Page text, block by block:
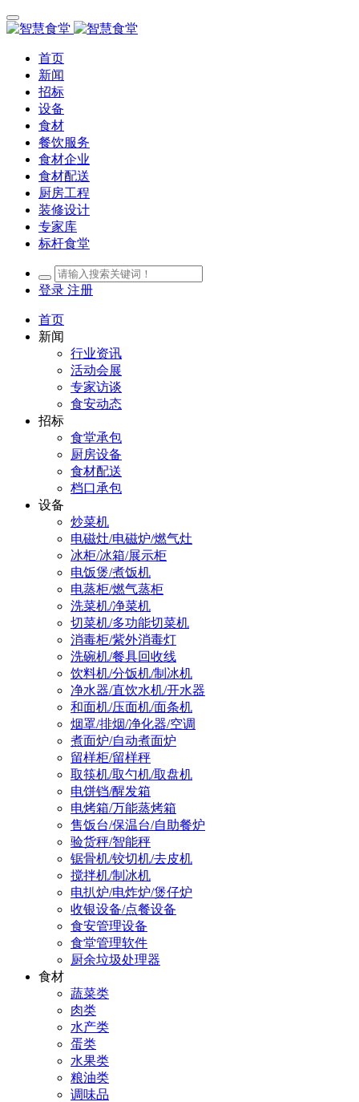
首页
新闻
招标
设备
食材
餐饮服务
食材企业
食材配送
厨房工程
装修设计
专家库
标杆食堂
登录 注册
首页
新闻
行业资讯
活动会展
专家访谈
食安动态
招标
食堂承包
厨房设备
食材配送
档口承包
设备
炒菜机
电磁灶/电磁炉/燃气灶
冰柜/冰箱/展示柜
电饭煲/煮饭机
电蒸柜/燃气蒸柜
洗菜机/净菜机
切菜机/多功能切菜机
消毒柜/紫外消毒灯
洗碗机/餐具回收线
饮料机/分饭机/制冰机
净水器/直饮水机/开水器
和面机/压面机/面条机
烟罩/排烟/净化器/空调
煮面炉/自动煮面炉
留样柜/留样秤
取筷机/取勺机/取盘机
电饼铛/醒发箱
电烤箱/万能蒸烤箱
售饭台/保温台/自助餐炉
验货秤/智能秤
锯骨机/铰切机/去皮机
搅拌机/制冰机
电扒炉/电炸炉/煲仔炉
收银设备/点餐设备
食安管理设备
食堂管理软件
厨余垃圾处理器
食材
蔬菜类
肉类
水产类
蛋类
水果类
粮油类
调味品